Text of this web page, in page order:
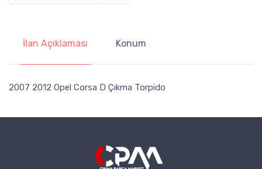
İlan Açıklaması Konum
2007 2012 Opel Corsa D Çıkma Torpido